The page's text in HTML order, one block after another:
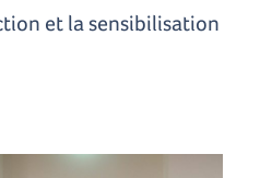
et la sensibilisation